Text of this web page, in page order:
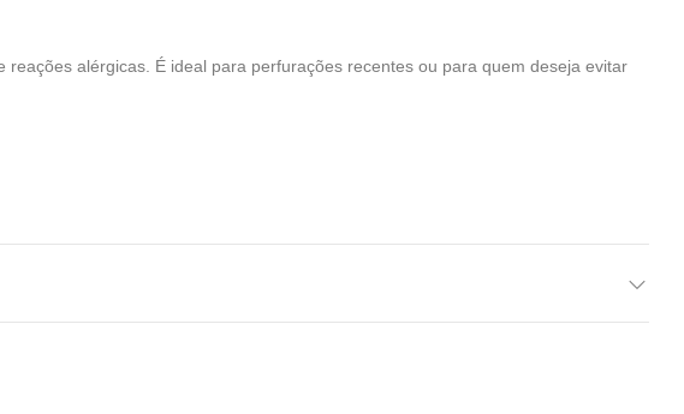
alérgicas. É ideal para perfurações recentes ou para quem deseja evitar